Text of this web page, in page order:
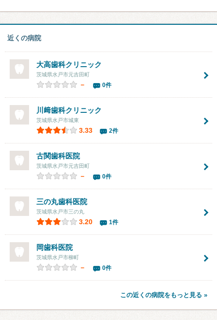
近くの病院
大高歯科クリニック
茨城県水戸市元吉田町
－ 0件
川﨑歯科クリニック
茨城県水戸市城東
3.33 2件
古関歯科医院
茨城県水戸市元吉田町
－ 0件
三の丸歯科医院
茨城県水戸市三の丸
3.20 1件
岡歯科医院
茨城県水戸市柳町
－ 0件
この近くの病院をもっと見る »